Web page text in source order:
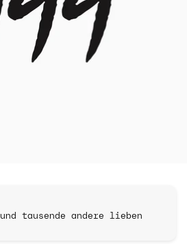
und tausende andere lieben